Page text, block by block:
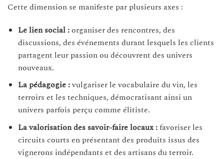
Cette dimension se manifeste par plusieurs axes :
Le lien social :organiser des rencontres, des
discussions, des événements durant lesquels les clients
partagent leur passion ou découvrent des univers
nouveaux.
La pédagogie :vulgariser le vocabulaire du vin, les
terroirs et les techniques, démocratisant ainsi un
univers parfois perçu comme élitiste.
La valorisation des savoir-faire locaux :favoriser les
circuits courts en présentant des produits issus des
vignerons indépendants et des artisans du terroir.